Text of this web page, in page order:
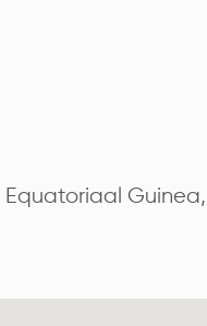
Equatoriaal Guinea,